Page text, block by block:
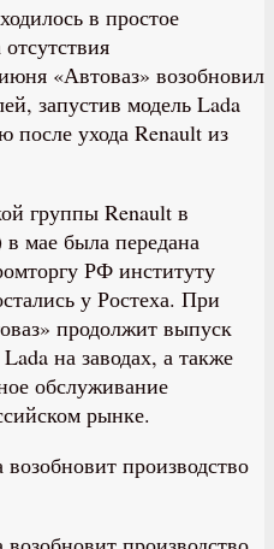
в простое
«Автоваз» возобновил
запустив модель Lada
после ухода Renault из
группы Renault в
мае была передана
РФ институту
у Ростеха. При
продолжит выпуск
на заводах, а также
обслуживание
рынке.